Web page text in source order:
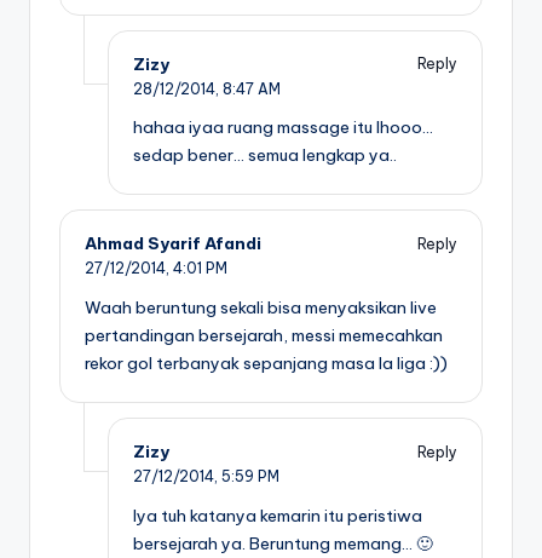
Zizy
Reply
28/12/2014, 8:47 AM
hahaa iyaa ruang massage itu lhooo…
sedap bener… semua lengkap ya..
Ahmad Syarif Afandi
Reply
27/12/2014, 4:01 PM
Waah beruntung sekali bisa menyaksikan live
pertandingan bersejarah, messi memecahkan
rekor gol terbanyak sepanjang masa la liga :))
Zizy
Reply
27/12/2014, 5:59 PM
Iya tuh katanya kemarin itu peristiwa
bersejarah ya. Beruntung memang… 🙂